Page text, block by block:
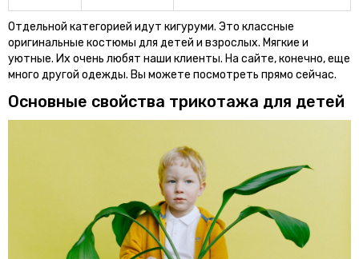
Отдельной категорией идут кигуруми. Это классные
оригинальные костюмы для детей и взрослых. Мягкие и
уютные. Их очень любят наши клиенты. На сайте, конечно, еще
много другой одежды. Вы можете посмотреть прямо сейчас.
Основные свойства трикотажа для детей